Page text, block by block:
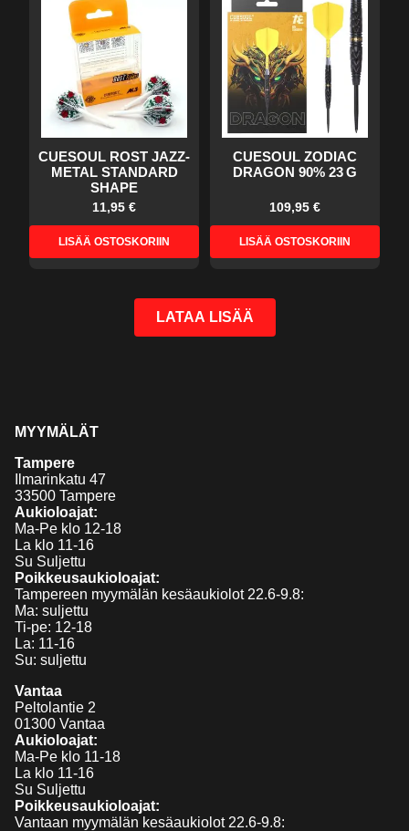
CUESOUL ROST JAZZ-
METAL STANDARD
SHAPE
11,95 €
LISÄÄ OSTOSKORIIN
CUESOUL ZODIAC
DRAGON 90% 23 G
109,95 €
LISÄÄ OSTOSKORIIN
LATAA LISÄÄ
MYYMÄLÄT
Tampere
Ilmarinkatu 47
33500 Tampere
Aukioloajat:
Ma-Pe klo 12-18
La klo 11-16
Su Suljettu
Poikkeusaukioloajat:
Tampereen myymälän kesäaukiolot 22.6-9.8:
Ma: suljettu
Ti-pe: 12-18
La: 11-16
Su: suljettu
Vantaa
Peltolantie 2
01300 Vantaa
Aukioloajat:
Ma-Pe klo 11-18
La klo 11-16
Su Suljettu
Poikkeusaukioloajat:
Vantaan myymälän kesäaukiolot 22.6-9.8: